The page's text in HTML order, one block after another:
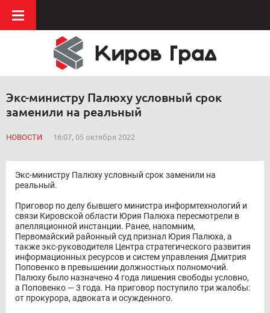
Экс-министру Палюху условный срок
заменили на реальный
НОВОСТИ 16:07, 05 октября 2022
Экс-министру Палюху условный срок заменили на
реальный.
Приговор по делу бывшего министра информтехнологий и
связи Кировской области Юрия Палюха пересмотрели в
апелляционной инстанции. Ранее, напомним,
Первомайский районный суд признал Юрия Палюха, а
также экс-руководителя Центра стратегического развития
информационных ресурсов и систем управления Дмитрия
Поповенко в превышении должностных полномочий.
Палюху было назначено 4 года лишения свободы условно,
а Поповенко — 3 года. На приговор поступило три жалобы:
от прокурора, адвоката и осужденного.